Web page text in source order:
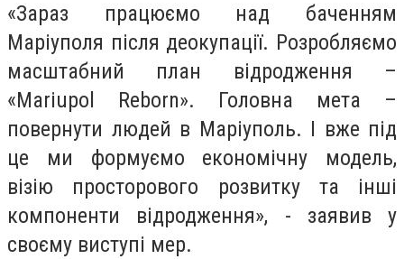
«Зараз працюємо над баченням
Маріуполя після деокупації. Розробляємо
масштабний план відродження –
«Mariupol Reborn». Головна мета –
повернути людей в Маріуполь. І вже під
це ми формуємо економічну модель,
візію просторового розвитку та інші
компоненти відродження», - заявив у
своєму виступі мер.